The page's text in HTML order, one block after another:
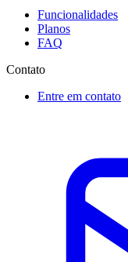
Funcionalidades
Planos
FAQ
Contato
Entre em contato